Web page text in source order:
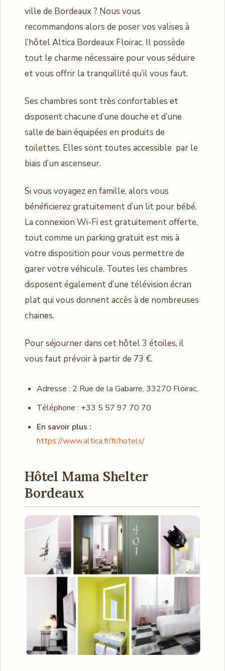
ville de Bordeaux ? Nous vous
recommandons alors de poser vos valises à
l’hôtel Altica Bordeaux Floirac. Il possède
tout le charme nécessaire pour vous séduire
et vous offrir la tranquillité qu’il vous faut.
Ses chambres sont très confortables et
disposent chacune d’une douche et d’une
salle de bain équipées en produits de
toilettes. Elles sont toutes accessible par le
biais d’un ascenseur.
Si vous voyagez en famille, alors vous
bénéficierez gratuitement d’un lit pour bébé.
La connexion Wi-Fi est gratuitement offerte,
tout comme un parking gratuit est mis à
votre disposition pour vous permettre de
garer votre véhicule. Toutes les chambres
disposent également d’une télévision écran
plat qui vous donnent accès à de nombreuses
chaines.
Pour séjourner dans cet hôtel 3 étoiles, il
vous faut prévoir à partir de 73 €.
Adresse : 2 Rue de la Gabarre, 33270 Floirac,
Téléphone : +33 5 57 97 70 70
En savoir plus :
https://www.altica.fr/fr/hotels/
Hôtel Mama Shelter
Bordeaux